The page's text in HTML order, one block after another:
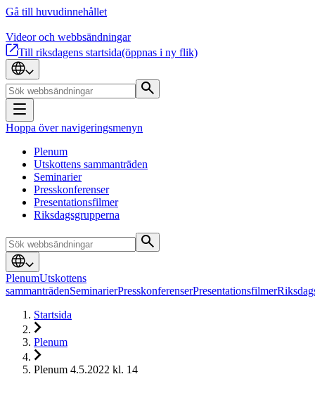
Gå till huvudinnehållet
Videor och webbsändningar
Till riksdagens startsida(öppnas i ny flik)
Hoppa över navigeringsmenyn
Plenum
Utskottens sammanträden
Seminarier
Presskonferenser
Presentationsfilmer
Riksdagsgrupperna
PlenumUtskottens
sammanträdenSeminarierPresskonferenserPresentationsfilmer
Startsida
Plenum
Plenum 4.5.2022 kl. 14